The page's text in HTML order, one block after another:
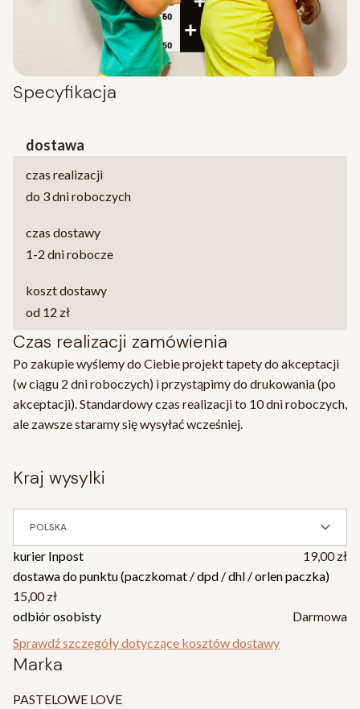
Specyfikacja
dostawa
czas realizacji
do 3 dni roboczych
czas dostawy
1-2 dni robocze
koszt dostawy
od 12 zł
Czas realizacji zamówienia
Po zakupie wyślemy do Ciebie projekt tapety do akceptacji
(w ciągu 2 dni roboczych) i przystąpimy do drukowania (po
akceptacji). Standardowy czas realizacji to 10 dni roboczych,
ale zawsze staramy się wysyłać wcześniej.
kraj wysylki
POLSKA
kurier Inpost
19,00 zł
dostawa do punktu (paczkomat / dpd / dhl / orlen paczka)
15,00 zł
odbiór osobisty
Darmowa
Sprawdź szczegóły dotyczące kosztów dostawy
Marka
PASTELOWE LOVE